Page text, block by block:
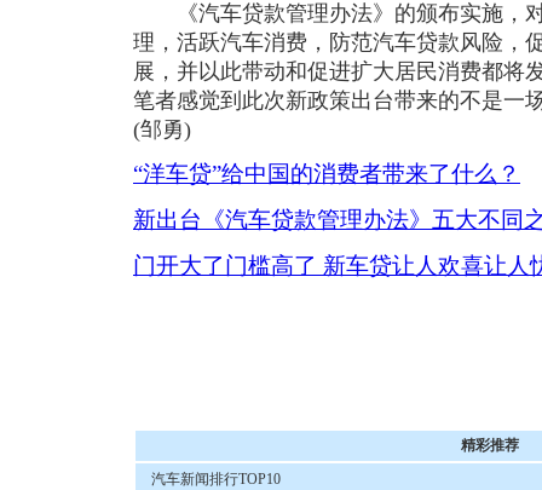
《汽车贷款管理办法》的颁布实施，
理，活跃汽车消费，防范汽车贷款风险，
展，并以此带动和促进扩大居民消费都将
笔者感觉到此次新政策出台带来的不是一
(邹勇)
“洋车贷”给中国的消费者带来了什么？
新出台《汽车贷款管理办法》五大不同
门开大了门槛高了 新车贷让人欢喜让人
精彩推荐
汽车新闻排行TOP10